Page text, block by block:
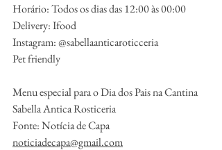
Horário: Todos os dias das 12:00 às 00:00
Delivery: Ifood
Instagram: @sabellaanticaroticceria
Pet friendly
Menu especial para o Dia dos Pais na Cantina
Sabella Antica Rosticeria
Fonte: Notícia de Capa
noticiadecapa@gmail.com